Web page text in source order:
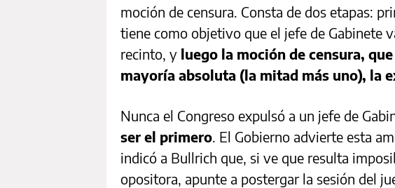
moción de censura. Consta de dos etapas:
tiene como objetivo que el jefe de Gabinete
recinto, y luego la moción de censura,
mayoría absoluta (la mitad más uno), la
Nunca el Congreso expulsó a un jefe de
ser el primero. El Gobierno advierte esta
indicó a Bullrich que, si ve que resulta
opositora, apunte a postergar la sesión del